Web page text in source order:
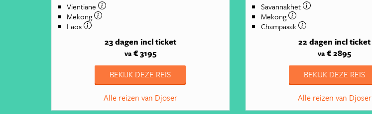
Vientiane
Mekong
Laos
23 dagen incl ticket
va€ 3195
BEKIJK DEZE REIS
Alle reizen van Djoser
Savannakhet
Mekong
Champasak
22 dagen incl ticket
va € 2895
BEKIJK DEZE REIS
Alle reizen van Djoser